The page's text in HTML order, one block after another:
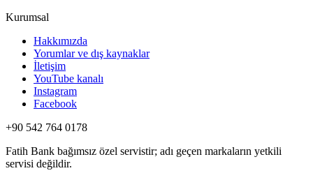
Kurumsal
Hakkımızda
Yorumlar ve dış kaynaklar
İletişim
YouTube kanalı
Instagram
Facebook
+90 542 764 0178
Fatih Bank bağımsız özel servistir; adı geçen markaların yetkili
servisi değildir.